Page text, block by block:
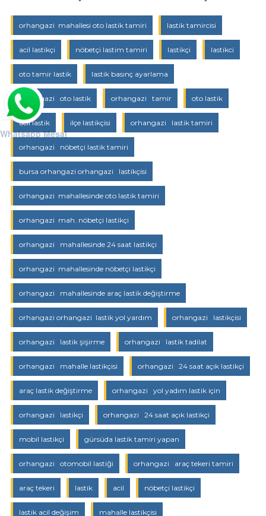
Whatsapp Mesaj
orhangazi mahallesi oto lastik tamiri lastik tamircisi
acil lastikçi nöbetçi lastim tamiri lastikçi lastikci
oto tamir lastik lastik basınç ayarlama
orhangazi oto lastik orhangazi tamir oto lastik
acil lastik ilçe lastikçisi orhangazi lastik tamiri
orhangazi nöbetçi lastik tamiri
bursa orhangazi orhangazi lastikçisi
orhangazi mahallesinde oto lastik tamiri
orhangazi mah. nöbetçi lastikçi
orhangazi mahallesinde 24 saat lastikçi
orhangazi mahallesinde nöbetçi lastikçi
orhangazi mahallesinde araç lastik değiştirme
orhangazi orhangazi lastik yol yardım orhangazi lastikçisi
orhangazi lastik şişirme orhangazi lastik tadilat
orhangazi mahalle lastikçisi orhangazi 24 saat açık lastikçi
araç lastik değiştirme orhangazi yol yadım lastik için
orhangazi lastikçi orhangazi 24 saat açık lastikçi
mobil lastikçi gürsüda lastik tamiri yapan
orhangazi otomobil lastiği orhangazi araç tekeri tamiri
araç tekeri lastik acil nöbetçi lastikçi
lastik acil değişim mahalle lastikçisi